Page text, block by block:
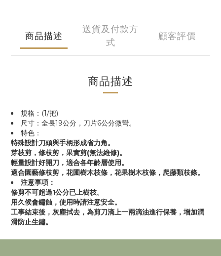
商品描述
送貨及付款方
式
顧客評價
商品描述
規格：(1/把)
尺寸：全長19公分，刀片6公分微彎。
特色：
特殊設計刀頭與手柄形成省力角。
芽枝剪，修枝剪，果實剪(無法維修)。
輕量設計好開刀，適合各年齡層使用。
適合園藝修枝剪，花圃樹木枝條，花果樹木枝條，爬藤類枝條。
注意事項：
修剪不可超過1公分已上樹枝。
用久候會鏽蝕，使用時請注意安全。
工事結束後，灰塵拭去，為剪刀滴上一兩滴油進行保養，增加潤
滑防止生鏽。